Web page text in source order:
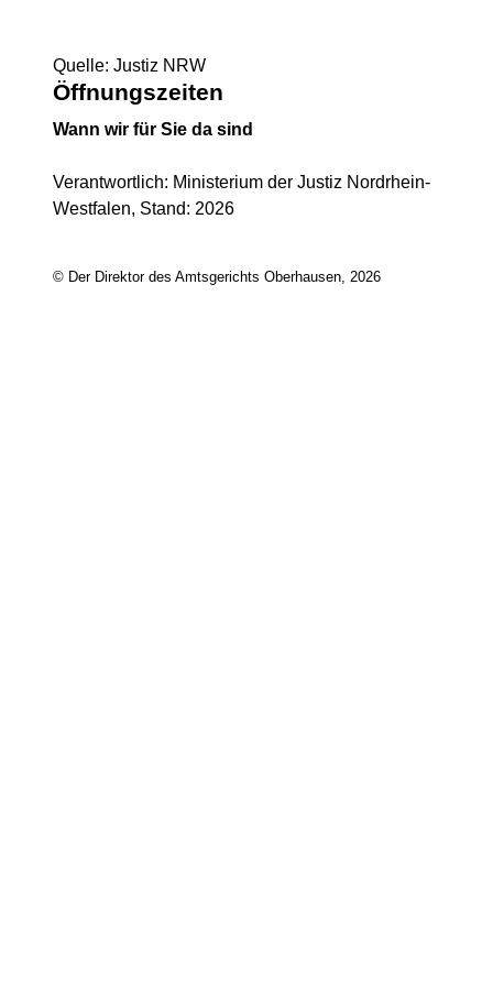
Quelle: Justiz NRW
Öffnungszeiten
Wann wir für Sie da sind
Verantwortlich: Ministerium der Justiz Nordrhein-
Westfalen, Stand: 2026
© Der Direktor des Amtsgerichts Oberhausen, 2026